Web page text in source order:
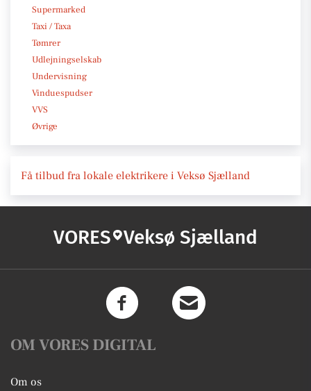
Supermarked
Taxi / Taxa
Tømrer
Udlejningselskab
Undervisning
Vinduespudser
VVS
Øvrige
Få tilbud fra lokale elektrikere i Veksø Sjælland
VORES Veksø Sjælland
OM VORES DIGITAL
Om os